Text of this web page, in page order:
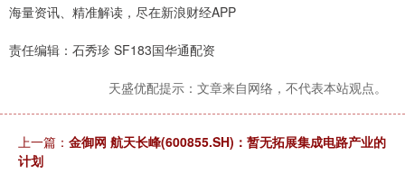
海量资讯、精准解读，尽在新浪财经APP
责任编辑：石秀珍 SF183国华通配资
天盛优配提示：文章来自网络，不代表本站观点。
上一篇： 金御网 航天长峰(600855.SH)：暂无拓展集成电路产业的
计划